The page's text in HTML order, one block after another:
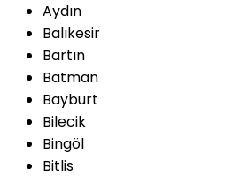
Aydın
Balıkesir
Bartın
Batman
Bayburt
Bilecik
Bingöl
Bitlis